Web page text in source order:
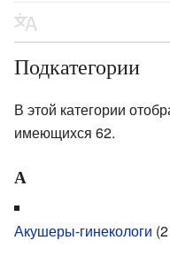
Подкатегории
В этой категории
имеющихся 62.
А
Акушеры-гинекологи